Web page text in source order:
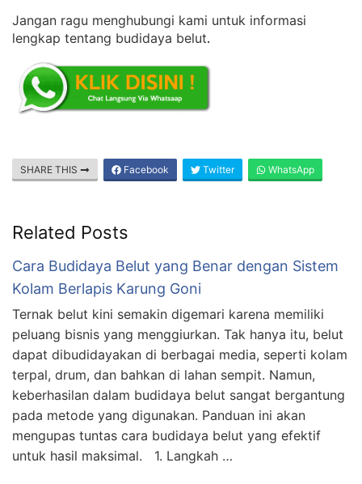
Jangan ragu menghubungi kami untuk informasi
lengkap tentang budidaya belut.
SHARE THIS Facebook Twitter WhatsApp
Related Posts
Cara Budidaya Belut yang Benar dengan Sistem
Kolam Berlapis Karung Goni
Ternak belut kini semakin digemari karena memiliki
peluang bisnis yang menggiurkan. Tak hanya itu, belut
dapat dibudidayakan di berbagai media, seperti kolam
terpal, drum, dan bahkan di lahan sempit. Namun,
keberhasilan dalam budidaya belut sangat bergantung
pada metode yang digunakan. Panduan ini akan
mengupas tuntas cara budidaya belut yang efektif
untuk hasil maksimal. 1. Langkah …